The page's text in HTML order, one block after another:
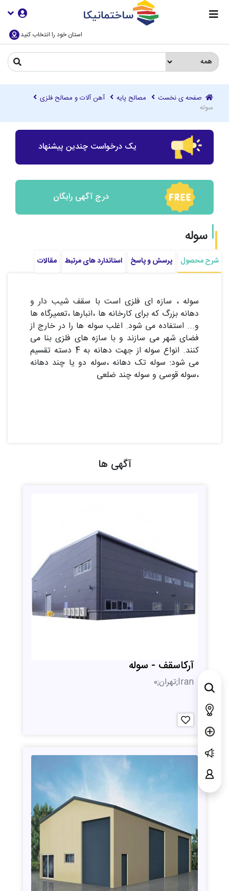
استان خود را انتخاب کنید
صفحه ی نخست مصالح پایه
آهن آلات و مصالح فلزی
سوله
یک درخواست چندین پیشنهاد
درج آگهی رایگان
سوله
شرح محصول پرسش و پاسخ استاندارد های مرتبط مقالات
سوله ، سازه ای فلزی است با سقف شیب دار و
دهانه بزرگ که برای کارخانه ها ،انبارها ،تعمیرگاه ها
و... استفاده می شود. اغلب سوله ها را در خارج از
فضای شهر می سازند و با سازه های فلزی بنا می
کنند. انواع سوله از جهت دهانه به 4 دسته تقسیم
می شود: سوله تک دهانه ،سوله دو یا چند دهانه
،سوله قوسی و سوله چند ضلعی
آگهی ها
آرکاسقف - سوله
Iran;تهران;0